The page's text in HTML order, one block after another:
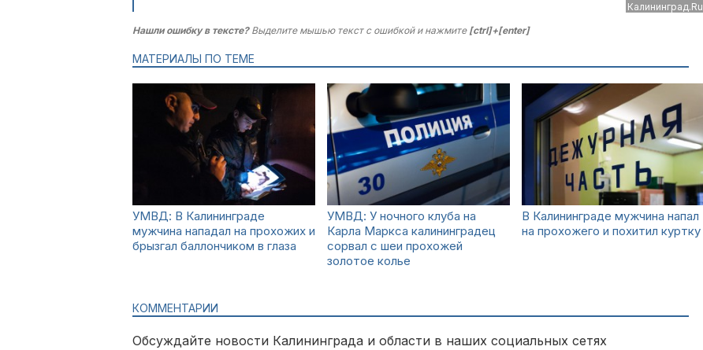
Калининград.Ru
Нашли ошибку в тексте?Выделите мышью текст с ошибкой и нажмите [ctrl]+[enter]
МАТЕРИАЛЫ ПО ТЕМЕ
УМВД: В Калининграде
мужчина нападал на прохожих и
брызгал баллончиком в глаза
УМВД: У ночного клуба на
Карла Маркса калининградец
сорвал с шеи прохожей
золотое колье
В Калининграде мужчина напал
на прохожего и похитил куртку
КОММЕНТАРИИ
Обсуждайте новости Калининграда и области в наших социальных сетях